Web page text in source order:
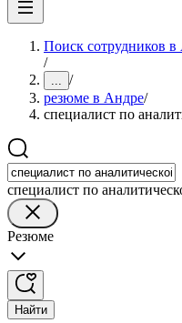
Поиск сотрудников
/
... /
резюме в Андре/
специалист по
специалист по
Резюме
Найти